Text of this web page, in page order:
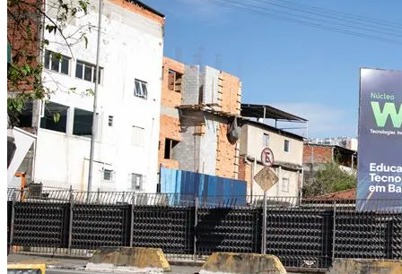
Internacional